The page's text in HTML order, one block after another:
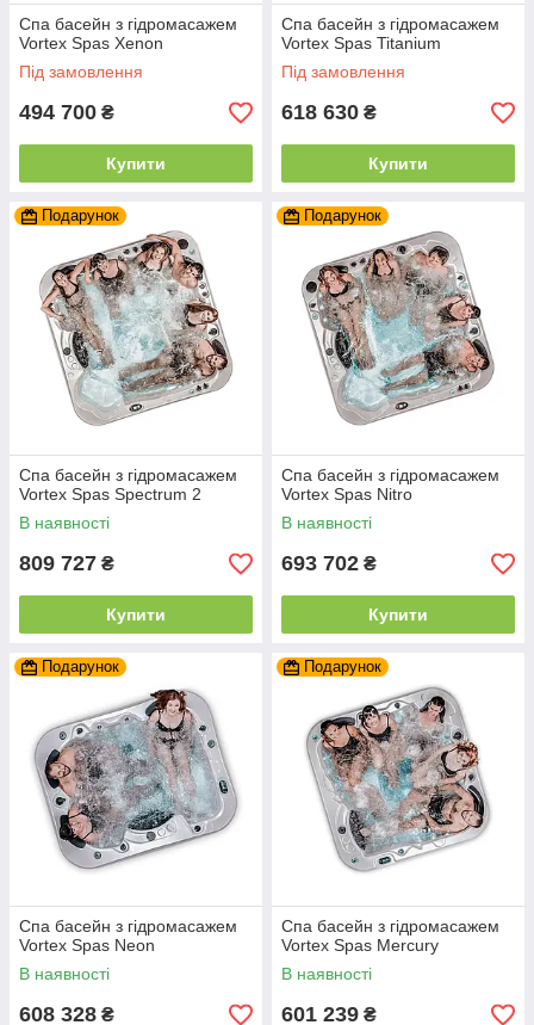
Спа басейн з гідромасажем
Vortex Spas Xenon
Під замовлення
494 700 ₴
Купити
Спа басейн з гідромасажем
Vortex Spas Titanium
Під замовлення
618 630 ₴
Купити
Подарунок
Спа басейн з гідромасажем
Vortex Spas Spectrum 2
В наявності
809 727 ₴
Купити
Подарунок
Спа басейн з гідромасажем
Vortex Spas Nitro
В наявності
693 702 ₴
Купити
Подарунок
Спа басейн з гідромасажем
Vortex Spas Neon
В наявності
608 328 ₴
Подарунок
Спа басейн з гідромасажем
Vortex Spas Mercury
В наявності
601 239 ₴